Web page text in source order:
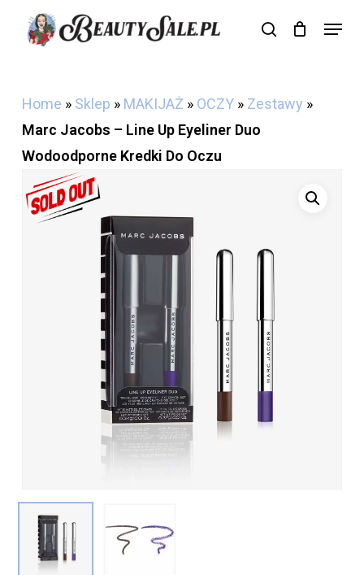
search
Menu
Cart Close
Home » Sklep » MAKIJAŻ » OCZY» Zestawy »
Marc Jacobs – Line Up Eyeliner Duo
Wodoodporne Kredki Do Oczu